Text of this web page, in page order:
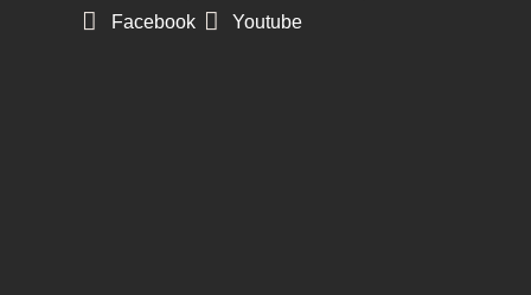
Facebook
Youtube